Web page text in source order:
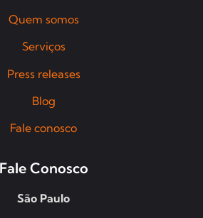
Quem somos
Serviços
Press releases
Blog
Fale conosco
Fale Conosco
São Paulo